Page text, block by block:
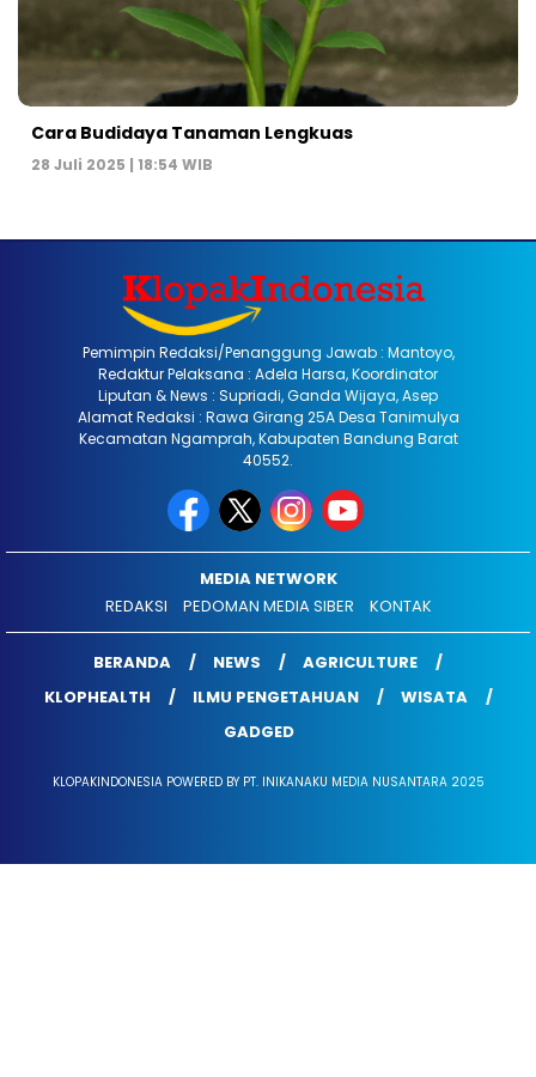
Cara Budidaya Tanaman Lengkuas
28 Juli 2025 | 18:54 WIB
Pemimpin Redaksi/Penanggung Jawab : Mantoyo,
Redaktur Pelaksana : Adela Harsa, Koordinator
Liputan & News : Supriadi, Ganda Wijaya, Asep
Alamat Redaksi : Rawa Girang 25A Desa Tanimulya
Kecamatan Ngamprah, Kabupaten Bandung Barat
40552.
MEDIA NETWORK
REDAKSI
PEDOMAN MEDIA SIBER KONTAK
BERANDA NEWS
AGRICULTURE
KLOPHEALTH
ILMU PENGETAHUAN
WISATA
GADGED
KLOPAKINDONESIA POWERED BY PT. INIKANAKU MEDIA NUSANTARA 2025